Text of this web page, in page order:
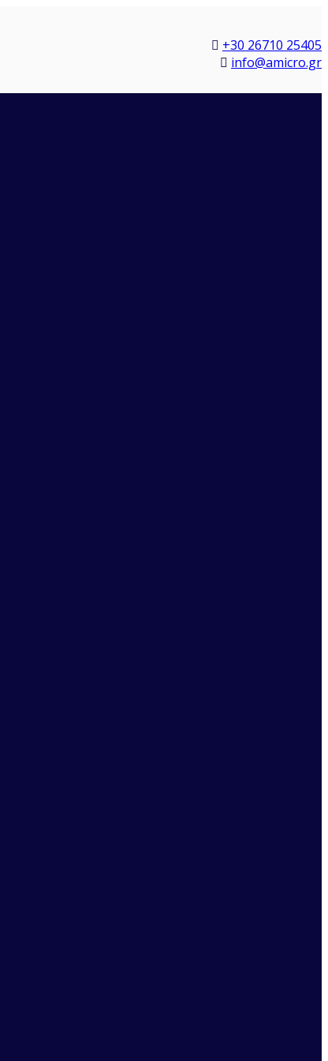
+30 26710 25405
info@amicro.gr